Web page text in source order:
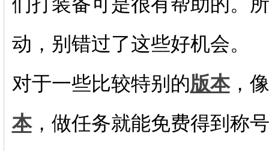
动，别错过了这些好机会。
对于一些比较特别的版本，
本，做任务就能免费得到称